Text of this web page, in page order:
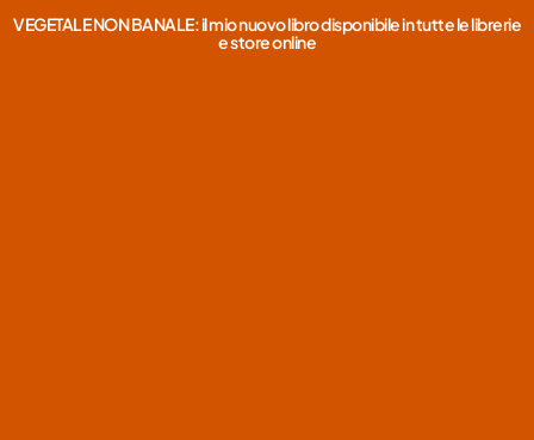
VEGETALE NON BANALE: il mio nuovo libro disponibile in tutte le librerie
e store online